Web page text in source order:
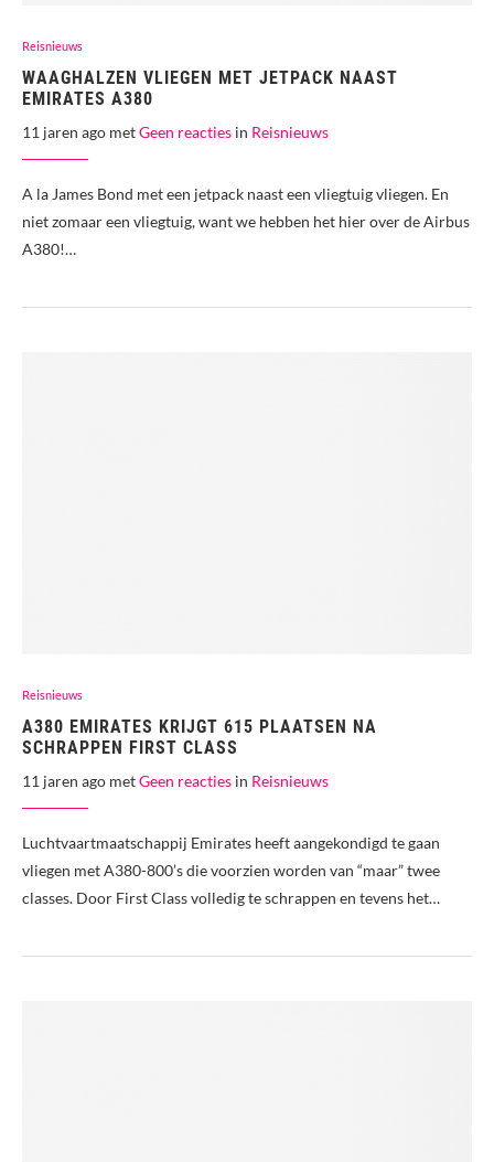
Reisnieuws
WAAGHALZEN VLIEGEN MET JETPACK NAAST
EMIRATES A380
11 jaren ago metGeen reacties in Reisnieuws
A la James Bond met een jetpack naast een vliegtuig vliegen. En
niet zomaar een vliegtuig, want we hebben het hier over de Airbus
A380!…
Reisnieuws
A380 EMIRATES KRIJGT 615 PLAATSEN NA
SCHRAPPEN FIRST CLASS
11 jaren ago metGeen reacties in Reisnieuws
Luchtvaartmaatschappij Emirates heeft aangekondigd te gaan
vliegen met A380-800’s die voorzien worden van “maar” twee
classes. Door First Class volledig te schrappen en tevens het…